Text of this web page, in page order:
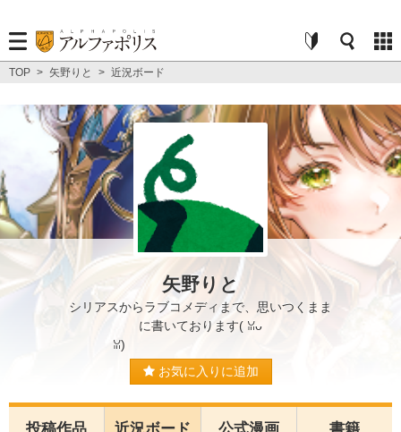
TOP > 矢野りと > 近況ボード
矢野りと
シリアスからラブコメディまで、思いつくまま
に書いております( ꈍᴗ
ꈍ)
お気に入りに追加
投稿作品
近況ボード
公式漫画
書籍